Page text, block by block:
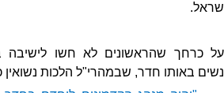
כרחך שהראשונים לא חשו לישיבה
באותו חדר, שבמהרי"ל הלכות נשואין